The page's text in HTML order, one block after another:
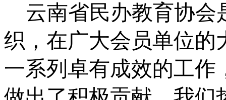
云南省民办教育协会
织，在广大会员单位的
一系列卓有成效的工作